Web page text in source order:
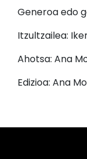
Generoa edo
Itzultzailea:
Ahotsa: Ana
Edizioa: Ana